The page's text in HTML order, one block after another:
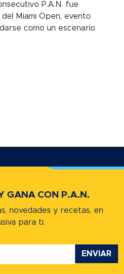
P.A.N. fue
Miami Open, evento
como un escenario
GANA CON P.A.N.
novedades y recetas, en
para ti.
ENVIAR